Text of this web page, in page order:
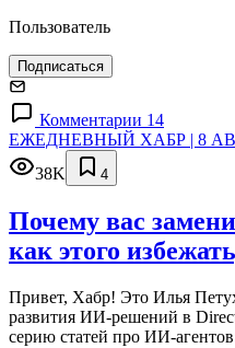
Пользователь
Подписаться
Комментарии 14
ЕЖЕДНЕВНЫЙ ХАБР | 8
38K
4
Почему вас
как этого
Привет, Хабр! Это Илья
развития ИИ-решений в
серию статей про ИИ-